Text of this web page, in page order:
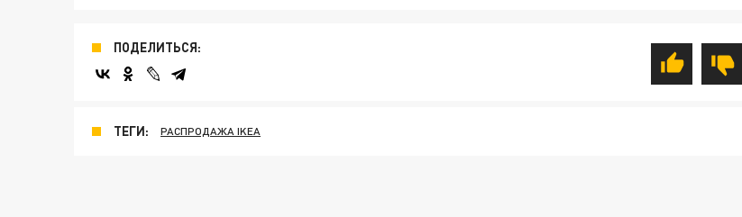
ПОДЕЛИТЬСЯ:
ТЕГИ: РАСПРОДАЖА IKEA